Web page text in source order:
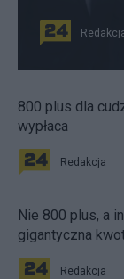
800 plus dla
wypłaca
Redakcja
Nie 800 plus, a
gigantyczna
Redakcja